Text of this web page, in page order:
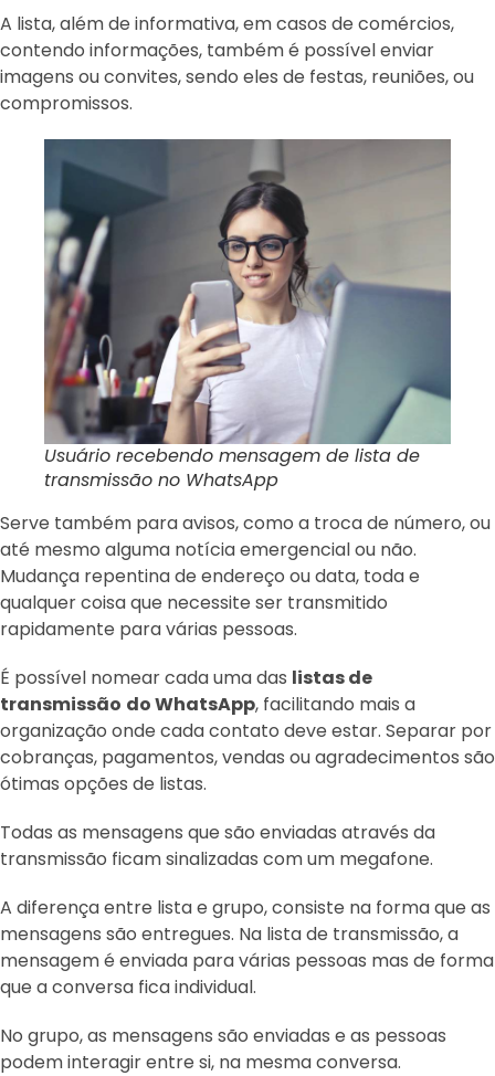
A lista, além de informativa, em casos de comércios,
contendo informações, também é possível enviar
imagens ou convites, sendo eles de festas, reuniões, ou
compromissos.
Usuário recebendo mensagem de lista de
transmissão no WhatsApp
Serve também para avisos, como a troca de número, ou
até mesmo alguma notícia emergencial ou não.
Mudança repentina de endereço ou data, toda e
qualquer coisa que necessite ser transmitido
rapidamente para várias pessoas.
É possível nomear cada uma das listas de
transmissão do WhatsApp, facilitando mais a
organização onde cada contato deve estar. Separar por
cobranças, pagamentos, vendas ou agradecimentos são
ótimas opções de listas.
Todas as mensagens que são enviadas através da
transmissão ficam sinalizadas com um megafone.
A diferença entre lista e grupo, consiste na forma que as
mensagens são entregues. Na lista de transmissão, a
mensagem é enviada para várias pessoas mas de forma
que a conversa fica individual.
No grupo, as mensagens são enviadas e as pessoas
podem interagir entre si, na mesma conversa.